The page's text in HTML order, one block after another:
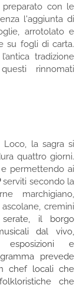
con le
l'aggiunta di
arrotolato e
su fogli di carta.
tradizione
rinnomati
Loco, la sagra si
quattro giorni.
permettendo ai
serviti secondo la
marchigiano,
cremini
il borgo
dal vivo,
esposizioni e
prevede
chef locali che
che